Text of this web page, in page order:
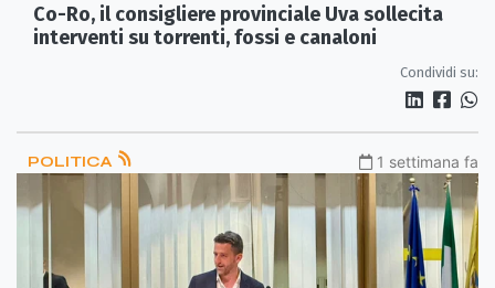
Co-Ro, il consigliere provinciale Uva sollecita
interventi su torrenti, fossi e canaloni
Condividi su:
POLITICA 1 settimana fa